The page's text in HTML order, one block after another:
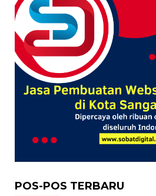
POS-POS TERBARU